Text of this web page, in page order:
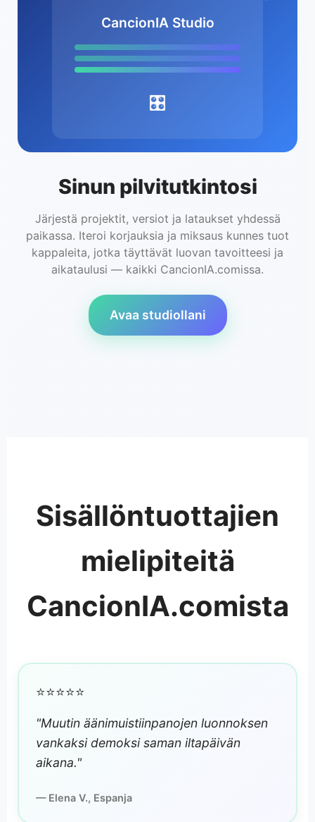
Sinun pilvitutkintosi
Järjestä projektit, versiot ja lataukset yhdessä
paikassa. Iteroi korjauksia ja miksaus kunnes tuot
kappaleita, jotka täyttävät luovan tavoitteesi ja
aikataulusi — kaikki CancionIA.comissa.
Avaa studiollani
CancionIA Studio
🎛️
Sisällöntuottajien
mielipiteitä
CancionIA.comista
⭐⭐⭐⭐⭐
"Muutin äänimuistiinpanojen luonnoksen
vankaksi demoksi saman iltapäivän
aikana."
— Elena V., Espanja